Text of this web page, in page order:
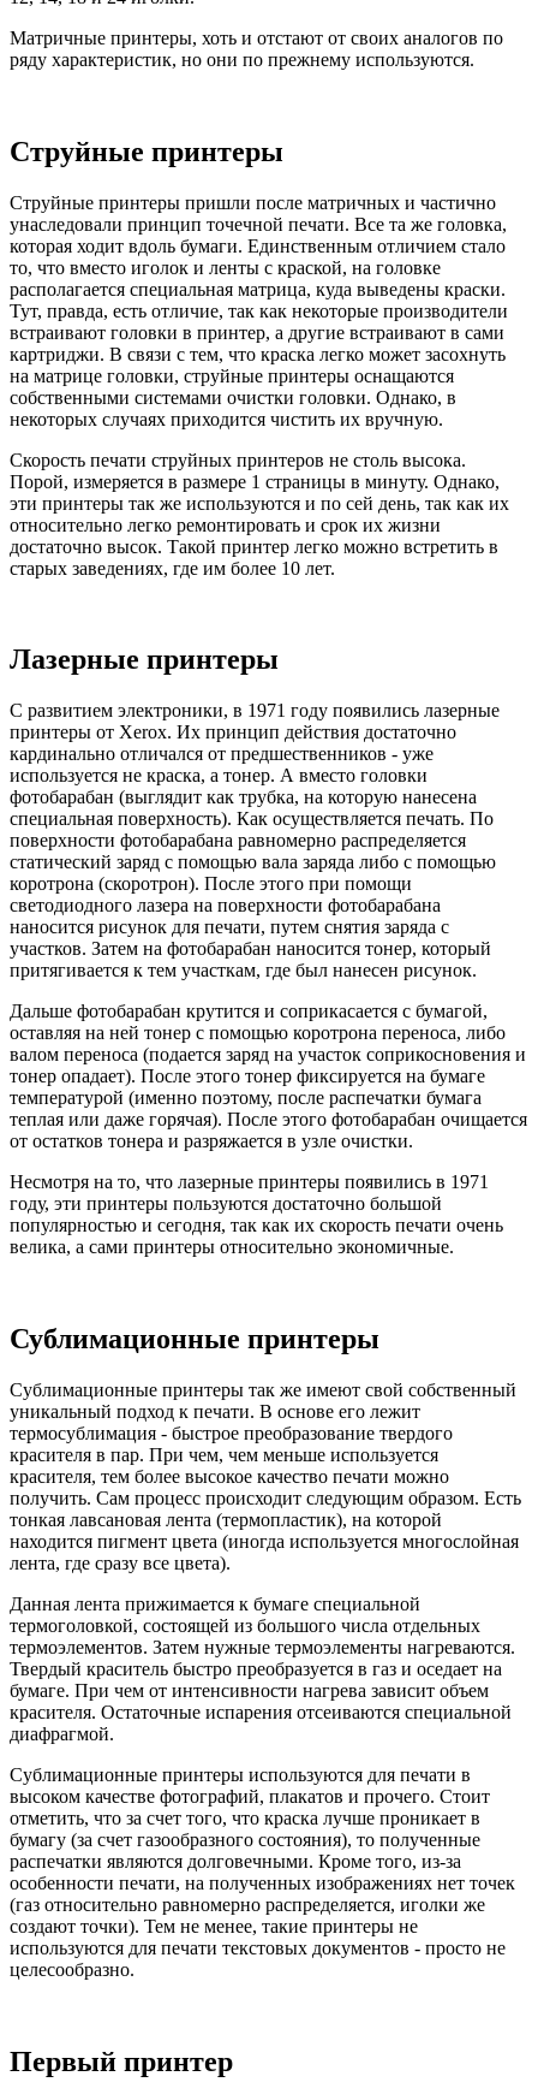
Матричные принтеры, хоть и отстают от своих аналогов по
ряду характеристик, но они по прежнему используются.
Струйные принтеры
Струйные принтеры пришли после матричных и частично
унаследовали принцип точечной печати. Все та же головка,
которая ходит вдоль бумаги. Единственным отличием стало
то, что вместо иголок и ленты с краской, на головке
располагается специальная матрица, куда выведены краски.
Тут, правда, есть отличие, так как некоторые производители
встраивают головки в принтер, а другие встраивают в сами
картриджи. В связи с тем, что краска легко может засохнуть
на матрице головки, струйные принтеры оснащаются
собственными системами очистки головки. Однако, в
некоторых случаях приходится чистить их вручную.
Скорость печати струйных принтеров не столь высока.
Порой, измеряется в размере 1 страницы в минуту. Однако,
эти принтеры так же используются и по сей день, так как их
относительно легко ремонтировать и срок их жизни
достаточно высок. Такой принтер легко можно встретить в
старых заведениях, где им более 10 лет.
Лазерные принтеры
С развитием электроники, в 1971 году появились лазерные
принтеры от Xerox. Их принцип действия достаточно
кардинально отличался от предшественников - уже
используется не краска, а тонер. А вместо головки
фотобарабан (выглядит как трубка, на которую нанесена
специальная поверхность). Как осуществляется печать. По
поверхности фотобарабана равномерно распределяется
статический заряд с помощью вала заряда либо с помощью
коротрона (скоротрон). После этого при помощи
светодиодного лазера на поверхности фотобарабана
наносится рисунок для печати, путем снятия заряда с
участков. Затем на фотобарабан наносится тонер, который
притягивается к тем участкам, где был нанесен рисунок.
Дальше фотобарабан крутится и соприкасается с бумагой,
оставляя на ней тонер с помощью коротрона переноса, либо
валом переноса (подается заряд на участок соприкосновения и
тонер опадает). После этого тонер фиксируется на бумаге
температурой (именно поэтому, после распечатки бумага
теплая или даже горячая). После этого фотобарабан очищается
от остатков тонера и разряжается в узле очистки.
Несмотря на то, что лазерные принтеры появились в 1971
году, эти принтеры пользуются достаточно большой
популярностью и сегодня, так как их скорость печати очень
велика, а сами принтеры относительно экономичные.
Сублимационные принтеры
Сублимационные принтеры так же имеют свой собственный
уникальный подход к печати. В основе его лежит
термосублимация - быстрое преобразование твердого
красителя в пар. При чем, чем меньше используется
красителя, тем более высокое качество печати можно
получить. Сам процесс происходит следующим образом. Есть
тонкая лавсановая лента (термопластик), на которой
находится пигмент цвета (иногда используется многослойная
лента, где сразу все цвета).
Данная лента прижимается к бумаге специальной
термоголовкой, состоящей из большого числа отдельных
термоэлементов. Затем нужные термоэлементы нагреваются.
Твердый краситель быстро преобразуется в газ и оседает на
бумаге. При чем от интенсивности нагрева зависит объем
красителя. Остаточные испарения отсеиваются специальной
диафрагмой.
Сублимационные принтеры используются для печати в
высоком качестве фотографий, плакатов и прочего. Стоит
отметить, что за счет того, что краска лучше проникает в
бумагу (за счет газообразного состояния), то полученные
распечатки являются долговечными. Кроме того, из-за
особенности печати, на полученных изображениях нет точек
(газ относительно равномерно распределяется, иголки же
создают точки). Тем не менее, такие принтеры не
используются для печати текстовых документов - просто не
целесообразно.
Первый принтер